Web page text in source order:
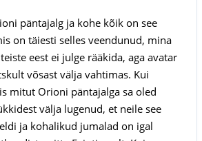
päntajalg ja kohe kõik on see
on täiesti selles veendunud, mina
eest ei julge rääkida, aga avatar
võsast välja vahtimas. Kui
mitut Orioni päntajalga sa oled
välja lugenud, et neile see
ja kohalikud jumalad on igal